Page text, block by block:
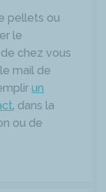
pellets ou
le
chez vous
mail de
un
, dans la
ou de